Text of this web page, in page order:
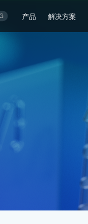
产品 解决方案